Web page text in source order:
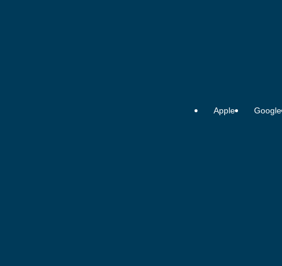
Apple Google